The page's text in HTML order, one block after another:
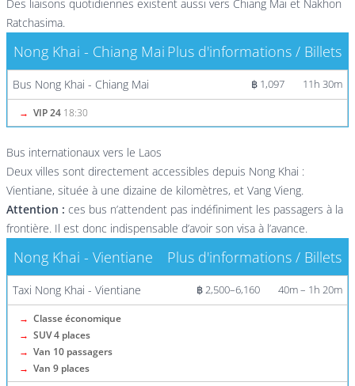
Des liaisons quotidiennes existent aussi vers Chiang Mai et Nakhon
Ratchasima.
Nong Khai - Chiang Mai Plus d'informations / Billets
Bus Nong Khai - Chiang Mai ฿ 1,097 11h 30m
→ VIP 24 18:30
Bus internationaux vers le Laos
Deux villes sont directement accessibles depuis Nong Khai :
Vientiane, située à une dizaine de kilomètres, et Vang Vieng.
Attention : ces bus n’attendent pas indéfiniment les passagers à la
frontière. Il est donc indispensable d’avoir son visa à l’avance.
Nong Khai - Vientiane Plus d'informations / Billets
Taxi Nong Khai - Vientiane ฿ 2,500–6,160 40m – 1h 20m
→ Classe économique
→ SUV 4 places
→ Van 10 passagers
→ Van 9 places